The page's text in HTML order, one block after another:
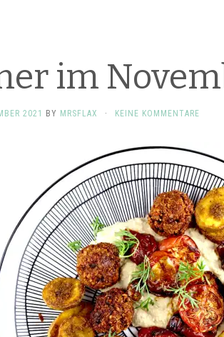
im
2021 BY MRSFLAX · KEINE KOMMENTARE